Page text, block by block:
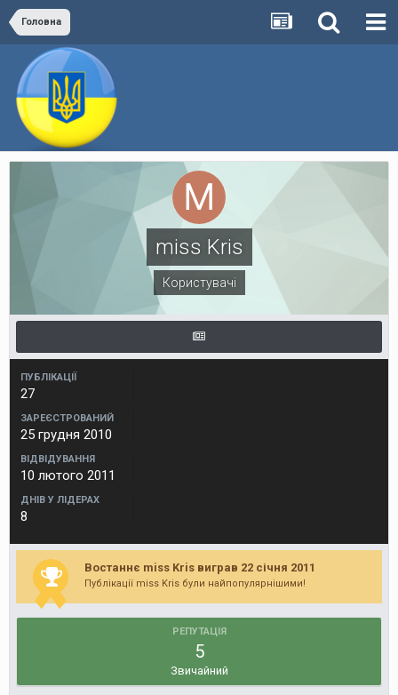
Головна
miss Kris
Користувачі
ПУБЛІКАЦІЇ
27
ЗАРЕЄСТРОВАНИЙ
25 грудня 2010
ВІДВІДУВАННЯ
10 лютого 2011
ДНІВ У ЛІДЕРАХ
8
Востаннє miss Kris виграв 22 січня 2011
Публікації miss Kris були найпопулярнішими!
РЕПУТАЦІЯ
5
Звичайний